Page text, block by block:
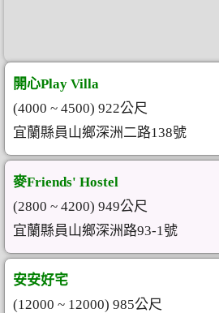
開心Play Villa
(4000 ~ 4500) 922公尺
宜蘭縣員山鄉深洲二路138號
麥Friends' Hostel
(2800 ~ 4200) 949公尺
宜蘭縣員山鄉深洲路93-1號
安安好宅
(12000 ~ 12000) 985公尺